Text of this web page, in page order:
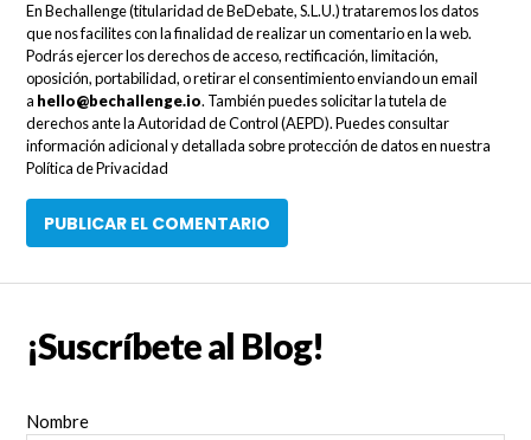
En Bechallenge (titularidad de BeDebate, S.L.U.) trataremos los datos
que nos facilites con la finalidad de realizar un comentario en la web.
Podrás ejercer los derechos de acceso, rectificación, limitación,
oposición, portabilidad, o retirar el consentimiento enviando un email
a hello@bechallenge.io. También puedes solicitar la tutela de
derechos ante la Autoridad de Control (AEPD). Puedes consultar
información adicional y detallada sobre protección de datos en nuestra
Política de Privacidad
¡Suscríbete al Blog!
Nombre